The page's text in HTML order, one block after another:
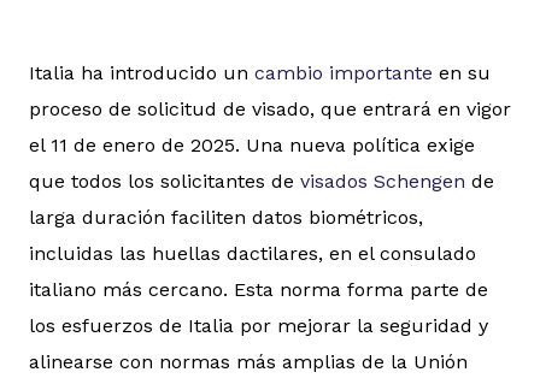
Italia ha introducido un cambio importante en su
proceso de solicitud de visado, que entrará en vigor
el 11 de enero de 2025. Una nueva política exige
que todos los solicitantes de visados Schengen de
larga duración faciliten datos biométricos,
incluidas las huellas dactilares, en el consulado
italiano más cercano. Esta norma forma parte de
los esfuerzos de Italia por mejorar la seguridad y
alinearse con normas más amplias de la Unión